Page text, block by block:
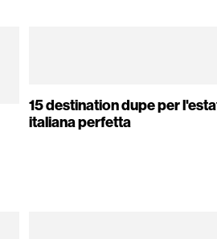
15 destination dupe per
italiana perfetta